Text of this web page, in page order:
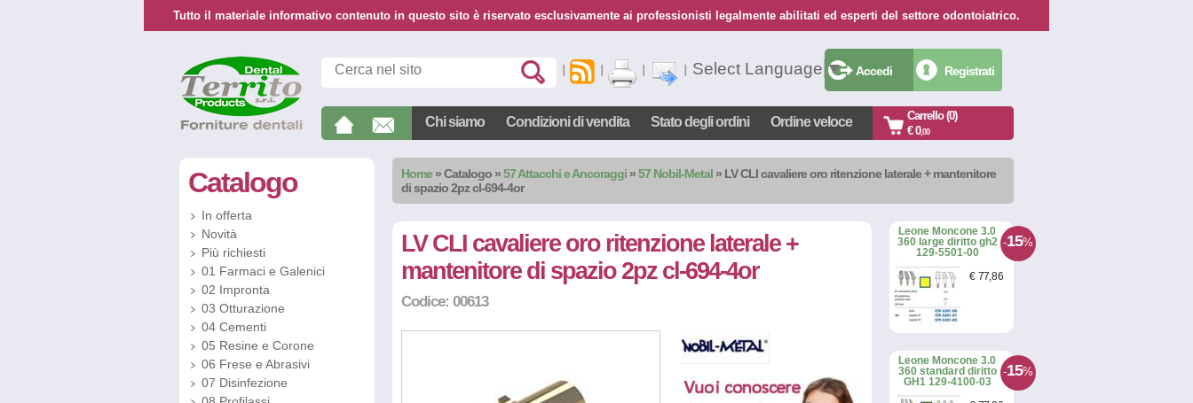
Tutto il materiale informativo contenuto in questo sito è riservato esclusivamente ai professionisti legalmente abilitati ed esperti del settore odontoiatrico.
Select Language ▼ Accedi Registrati
Chi siamo Condizioni di vendita Stato degli ordini Ordine veloce
Carrello (0)
€ 0,00
Home »Catalogo »57 Attacchi e Ancoraggi »57 Nobil-Metal » LV CLI cavaliere oro ritenzione laterale + mantenitore
di spazio 2pz cl-694-4or
Catalogo
In offerta
Novità
Più richiesti
01 Farmaci e Galenici
02 Impronta
03 Otturazione
04 Cementi
05 Resine e Corone
06 Frese e Abrasivi
07 Disinfezione
LV CLI cavaliere oro ritenzione laterale +
mantenitore di spazio 2pz cl-694-4or
Codice: 00613
-15%
Leone Moncone 3.0
360 large diritto gh2
129-5501-00
€ 77 ,86
-15%
Leone Moncone 3.0
360 standard diritto
GH1 129-4100-03